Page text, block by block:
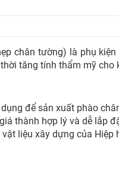
chân tường) là phụ
tăng tính thẩm mỹ
để sản xuất phào
thành hợp lý và dễ lắp
liệu xây dựng của